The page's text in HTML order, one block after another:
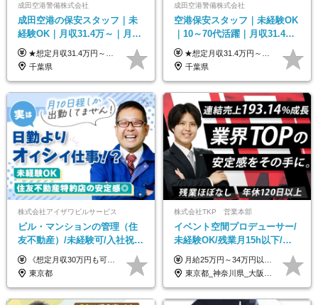
成田空港警備株式会社
成田空港の保安スタッフ｜未
経験OK｜月収31.4万～｜月
2.5万の単身寮｜住宅手当&家
族手当｜入社祝い金15万
★想定月収31.4万円～＋賞与年2回（59万円以上） ★入社お祝い金15万円支給 ★水道+光熱費無料の家賃がリーズナブルな社員寮(単身寮)あり！ ★住宅手当&家族手当あり 月給24万5000円以上(基本給21万1000円＋業務別手当35,000円)＋賞与年2回（賞与支給額：59万円以上を想定）＋残業代全額 ※みなし残業なし！残業代は全額支給します。 ※資格手当・深夜手当など、様々な手当をご用意しています。 ※入社お祝い金は１か月経過後、3ヶ月経過後、6ヶ月経過後に各5万円ずつ給与に加算して支給いたします。 ※指定の検定資格をお持ちの方には別途手当を支給します。入社後に取得した場合は給与に加算し支給します。 ・施設警備 1級7,000円 2級4,000円 ・交通誘導 1級7,000円 2級4,000円 ・雑踏警備 1級7,000円 2級4,000円 など
千葉県
成田空港警備株式会社
空港保安スタッフ｜未経験OK
｜10～70代活躍｜月収31.4万
&賞与年2回｜家族・住宅手当
｜光熱費0円の単身寮
★想定月収31.4万円～＋賞与年2回（59万円以上） ★入社お祝い金15万円支給 ★水道+光熱費無料の家賃がリーズナブルな社員寮(単身寮)あり！ 月給24万5000円以上(基本給21万1000円＋業務別手当35,000円)＋賞与年2回（賞与支給額：59万円以上を想定）＋残業代全額 ※みなし残業なし！残業代は全額支給します。 ※資格手当・深夜手当など、様々な手当をご用意しています。 ※入社お祝い金は１か月経過後、3ヶ月経過後、6ヶ月経過後に各5万円ずつ給与に加算して支給いたします。 ※指定の検定資格をお持ちの方には別途手当を支給します。入社後に取得した場合は給与に加算し支給します。 ・施設警備 1級7,000円 2級4,000円 ・交通誘導 1級7,000円 2級4,000円 ・雑踏警備 1級7,000円 2級4,000円 など
千葉県
株式会社アイザワビルサービス
ビル・マンションの管理（住
友不動産）/未経験可/入社祝い
金10万円/月収30万円可/40～
50代活躍/S102
《想定月収30万円も可能！/想定年収380万円》 ■月給24万5000円以上＋賞与年2回(2カ月/2025年実績)＋時間外手当＋資格手当＋役職手当＋交通費 ………… ≪昇給、賞与、および各種諸手当について≫ ◇入社お祝い金（10万円 ※3カ月精勤後支給） ◇昇給/年1回 ◇賞与/年2回(2カ月/2025年実績) ◇時間外手当 ◇資格手当 └・ビル設備管理技能士1級（1万円/月） ・ビル設備管理技能士2級（5000円/月） ・建築物環境衛生管理技術者（1万円/月） ・防火管理技能者（3000円/月） ・消防設備士乙4類（3000円/月） 他 ◇役職手当 └・班長/サブリーダー/リーダー（5000円～2万円/月） ◇物件手当（最大2万円 ※物件により異なる） ◇退職金あり ※経験・年齢・能力を考慮した上、当社規定により優遇いたします。 ※3カ月の試用期間あり。その間の給与や福利厚生に差異はありません。 《モデル年収》 ・入社1年/35歳：年収380万円 ・入社3年/38歳：年収400万円
東京都
株式会社TKP 営業本部
イベント空間プロデューサー/
未経験OK/残業月15h以下/豊
富な福利厚生/全国募集/平均有
給取得日数14.9日
月給25万円～34万円以上＋各種手当＋残業代＋賞与年2回（昨年度2～4ヶ月分） 初年度想定年収：350万円～ ＜クラス・経験別の月給目安＞ ■メンバークラス：月給25万円以上 ■店長やSVなどのマネジメント経験者：月給30万円～スタート可 ■リーダークラス：月給34万円以上 ※月給は配属エリア・経験・能力を考慮して決定します（前職の経験・収入をお聞かせください）。 ※上記にはみなし残業手当20～30時間分（メンバー：3万1134円以上、経験5年以上：5万2448円以上、リーダー：5万9441円以上）を含みます。 ※超過分は別途支給いたします。
東京都_神奈川県_大阪府_愛知県_北海道_宮城県_静岡県_京都府_広島県_福岡県